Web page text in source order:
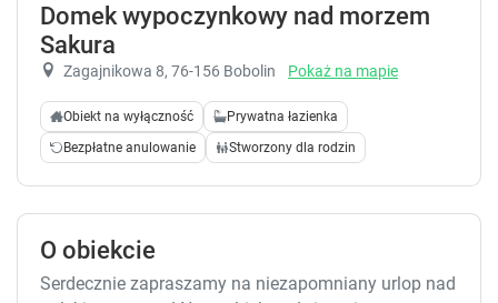
Domek wypoczynkowy nad morzem
Sakura
Zagajnikowa 8, 76-156 Bobolin Pokaż na mapie
Obiekt na wyłączność
Prywatna łazienka
Bezpłatne anulowanie
Stworzony dla rodzin
O obiekcie
Serdecznie zapraszamy na niezapomniany urlop nad